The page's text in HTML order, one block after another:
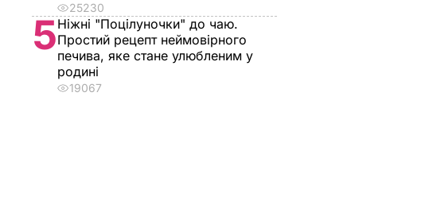
25230
5Ніжні "Поцілуночки" до чаю.
Простий рецепт неймовірного
печива, яке стане улюбленим у
родині
19067